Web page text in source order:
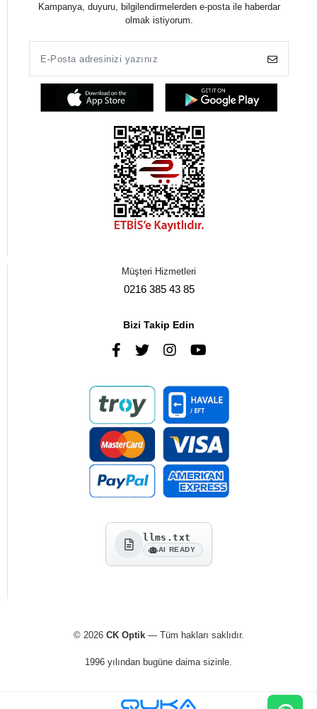
Kampanya, duyuru, bilgilendirmelerden e-posta ile haberdar
olmak istiyorum.
Müşteri Hizmetleri
0216 385 43 85
Bizi Takip Edin
llms.txt
AI READY
© 2026 CK Optik— Tüm hakları saklıdır.
1996 yılından bugüne daima sizinle.